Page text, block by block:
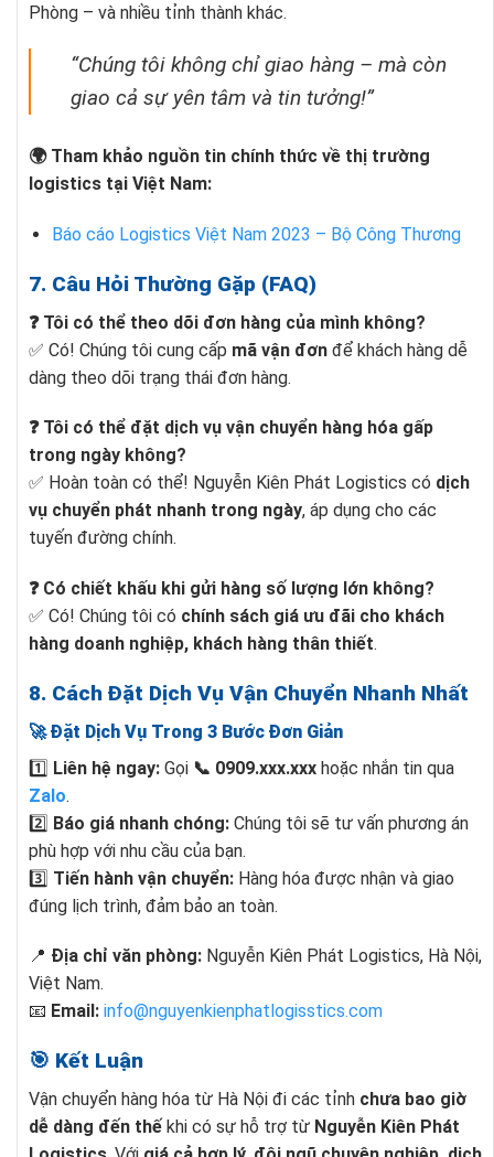
Phòng – và nhiều tỉnh thành khác.
“Chúng tôi không chỉ giao hàng – mà còn
giao cả sự yên tâm và tin tưởng!”
🌍 Tham khảo nguồn tin chính thức về thị trường
logistics tại Việt Nam:
Báo cáo Logistics Việt Nam 2023 – Bộ Công Thương
7. Câu Hỏi Thường Gặp (FAQ)
❓ Tôi có thể theo dõi đơn hàng của mình không?
✅ Có! Chúng tôi cung cấp mã vận đơn để khách hàng dễ
dàng theo dõi trạng thái đơn hàng.
❓ Tôi có thể đặt dịch vụ vận chuyển hàng hóa gấp
trong ngày không?
✅ Hoàn toàn có thể! Nguyễn Kiên Phát Logistics có dịch
vụ chuyển phát nhanh trong ngày, áp dụng cho các
tuyến đường chính.
❓ Có chiết khấu khi gửi hàng số lượng lớn không?
✅ Có! Chúng tôi có chính sách giá ưu đãi cho khách
hàng doanh nghiệp, khách hàng thân thiết.
8. Cách Đặt Dịch Vụ Vận Chuyển Nhanh Nhất
🚀 Đặt Dịch Vụ Trong 3 Bước Đơn Giản
1️⃣ Liên hệ ngay: Gọi 📞 0909.xxx.xxx hoặc nhắn tin qua
Zalo.
2️⃣ Báo giá nhanh chóng: Chúng tôi sẽ tư vấn phương án
phù hợp với nhu cầu của bạn.
3️⃣ Tiến hành vận chuyển: Hàng hóa được nhận và giao
đúng lịch trình, đảm bảo an toàn.
📍 Địa chỉ văn phòng: Nguyễn Kiên Phát Logistics, Hà Nội,
Việt Nam.
📧 Email: info@nguyenkienphatlogisstics.com
🎯 Kết Luận
Vận chuyển hàng hóa từ Hà Nội đi các tỉnh chưa bao giờ
dễ dàng đến thế khi có sự hỗ trợ từ Nguyễn Kiên Phát